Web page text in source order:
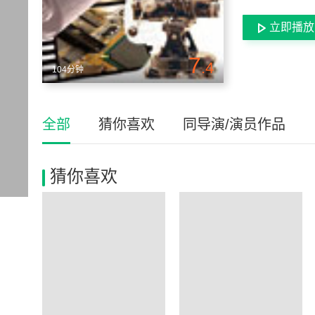
104分钟 7.4
立即播放
全部 猜你喜欢 同导演/演员作品
猜你喜欢